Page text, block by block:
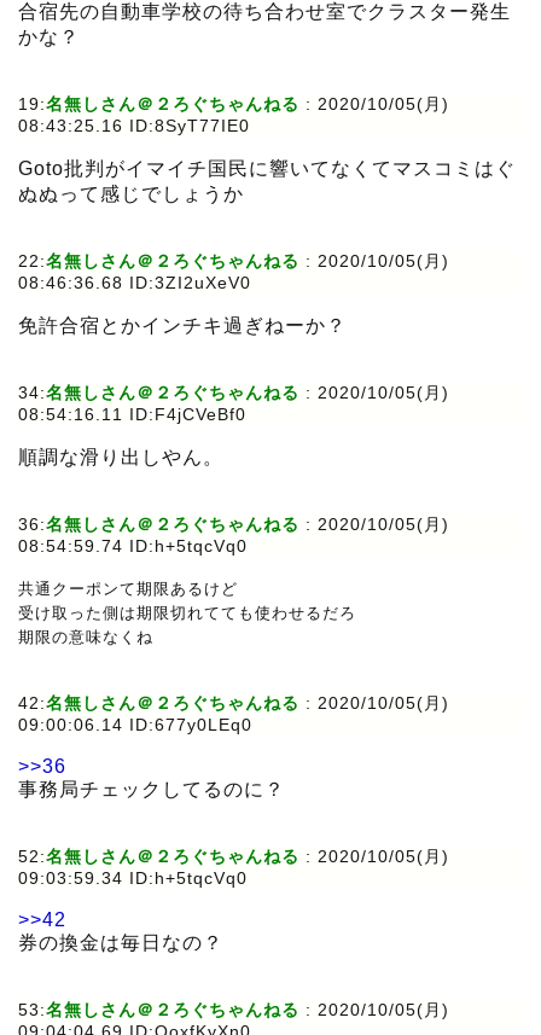
合宿先の自動車学校の待ち合わせ室でクラスター発生
かな？
19:名無しさん＠２ろぐちゃんねる : 2020/10/05(月)
08:43:25.16 ID:8SyT77IE0
Goto批判がイマイチ国民に響いてなくてマスコミはぐ
ぬぬって感じでしょうか
22:名無しさん＠２ろぐちゃんねる : 2020/10/05(月)
08:46:36.68 ID:3ZI2uXeV0
免許合宿とかインチキ過ぎねーか？
34:名無しさん＠２ろぐちゃんねる : 2020/10/05(月)
08:54:16.11 ID:F4jCVeBf0
順調な滑り出しやん。
36:名無しさん＠２ろぐちゃんねる : 2020/10/05(月)
08:54:59.74 ID:h+5tqcVq0
共通クーポンて期限あるけど
受け取った側は期限切れてても使わせるだろ
期限の意味なくね
42:名無しさん＠２ろぐちゃんねる : 2020/10/05(月)
09:00:06.14 ID:677y0LEq0
>>36
事務局チェックしてるのに？
52:名無しさん＠２ろぐちゃんねる : 2020/10/05(月)
09:03:59.34 ID:h+5tqcVq0
>>42
券の換金は毎日なの？
53:名無しさん＠２ろぐちゃんねる : 2020/10/05(月)